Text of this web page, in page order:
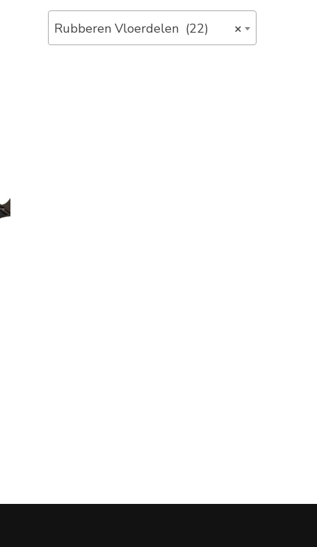
×
Rubberen Vloerdelen (22)